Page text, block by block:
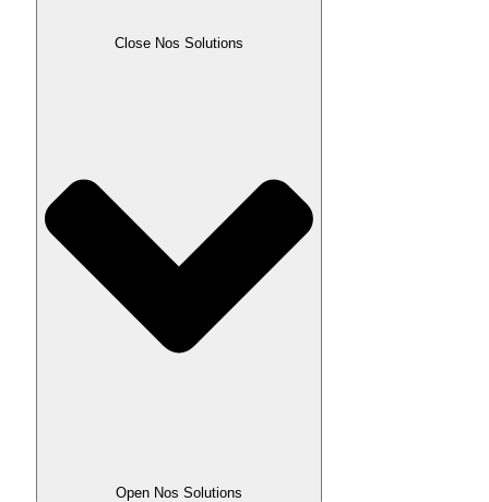
Close Nos Solutions
Open Nos Solutions